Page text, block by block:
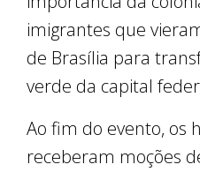
imigrantes que
de Brasília para
verde da capital
Ao fim do evento, os
receberam moções